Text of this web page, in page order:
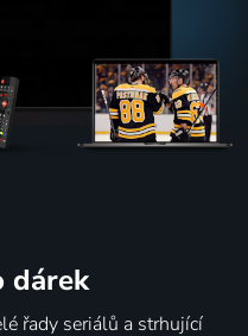
dárek
řady seriálů a strhující